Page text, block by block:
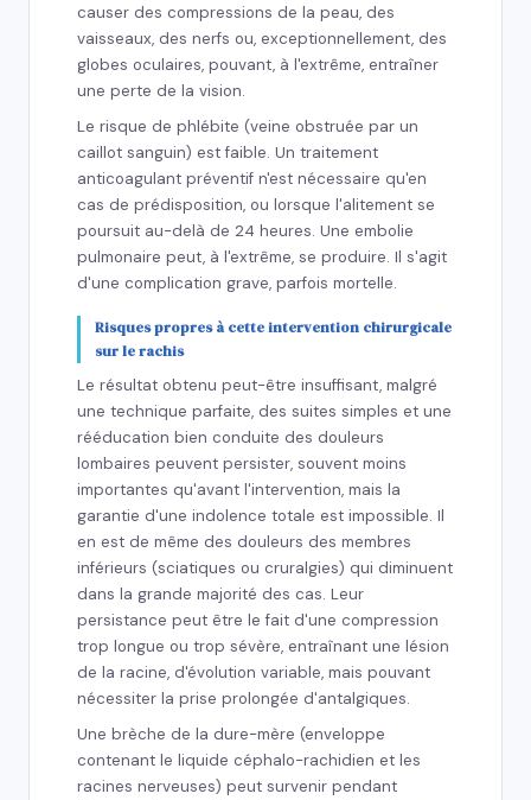
causer des compressions de la peau, des
vaisseaux, des nerfs ou, exceptionnellement, des
globes oculaires, pouvant, à l'extrême, entraîner
une perte de la vision.
Le risque de phlébite (veine obstruée par un
caillot sanguin) est faible. Un traitement
anticoagulant préventif n'est nécessaire qu'en
cas de prédisposition, ou lorsque l'alitement se
poursuit au-delà de 24 heures. Une embolie
pulmonaire peut, à l'extrême, se produire. Il s'agit
d'une complication grave, parfois mortelle.
Risques propres à cette intervention chirurgicale
sur le rachis
Le résultat obtenu peut-être insuffisant, malgré
une technique parfaite, des suites simples et une
rééducation bien conduite des douleurs
lombaires peuvent persister, souvent moins
importantes qu'avant l'intervention, mais la
garantie d'une indolence totale est impossible. Il
en est de même des douleurs des membres
inférieurs (sciatiques ou cruralgies) qui diminuent
dans la grande majorité des cas. Leur
persistance peut être le fait d'une compression
trop longue ou trop sévère, entraînant une lésion
de la racine, d'évolution variable, mais pouvant
nécessiter la prise prolongée d'antalgiques.
Une brèche de la dure-mère (enveloppe
contenant le liquide céphalo-rachidien et les
racines nerveuses) peut survenir pendant